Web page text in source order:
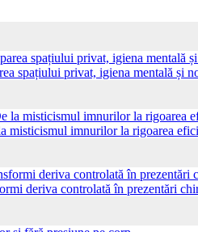
spațiului privat, igiena mentală și
misticismul imnurilor la rigoarea
deriva controlată în prezentări